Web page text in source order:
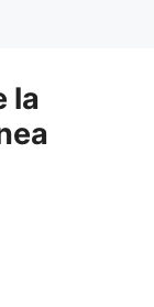
la